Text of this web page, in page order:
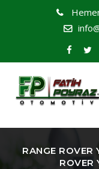
RANGE ROVER
ROVER